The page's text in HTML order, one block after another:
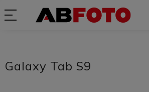
Galaxy Tab S9